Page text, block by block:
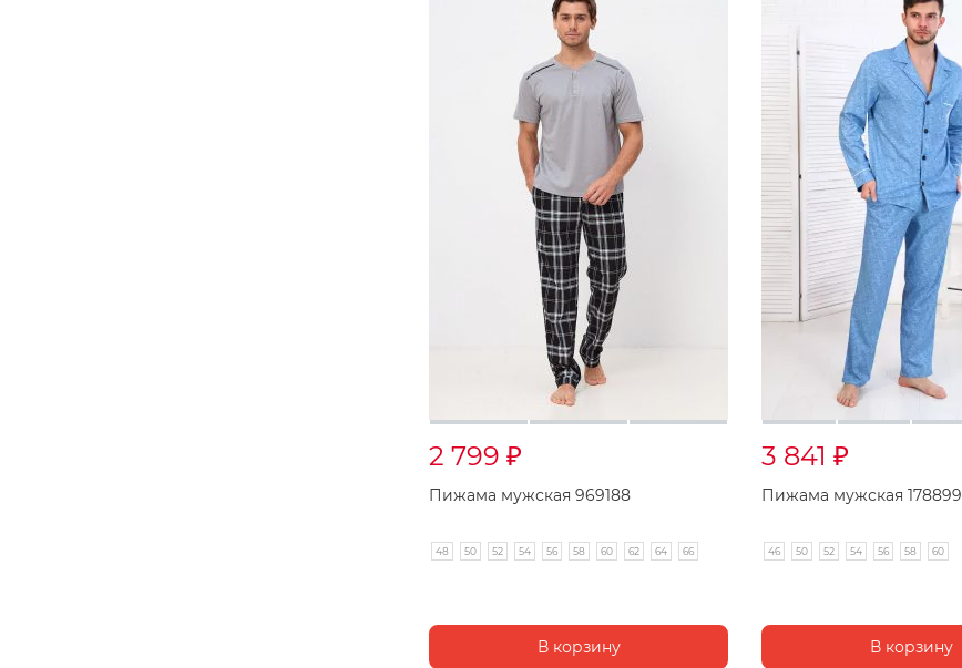
2 799 ₽
Пижама мужская 969188
48 50 52 54 56 58 60 62 64 66
3 841 ₽
Пижама мужская 178899
46 50 52 54 56 58 60